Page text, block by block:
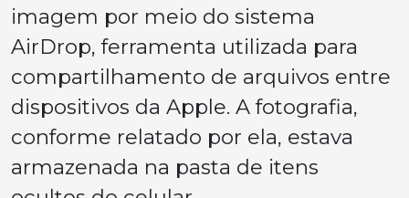
imagem por meio do sistema
AirDrop, ferramenta utilizada para
compartilhamento de arquivos entre
dispositivos da Apple. A fotografia,
conforme relatado por ela, estava
armazenada na pasta de itens